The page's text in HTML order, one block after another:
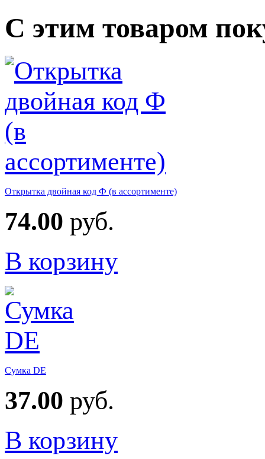
С этим товаром
Открытка двойная код Ф (в ассортименте)
74.00 руб.
В корзину
Сумка DE
37.00 руб.
В корзину